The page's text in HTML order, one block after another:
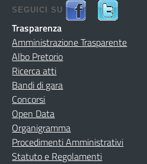
SEGUICI SU
Trasparenza
Amministrazione Trasparente
Albo Pretorio
Ricerca atti
Bandi di gara
Concorsi
Open Data
Organigramma
Procedimenti Amministrativi
Statuto e Regolamenti